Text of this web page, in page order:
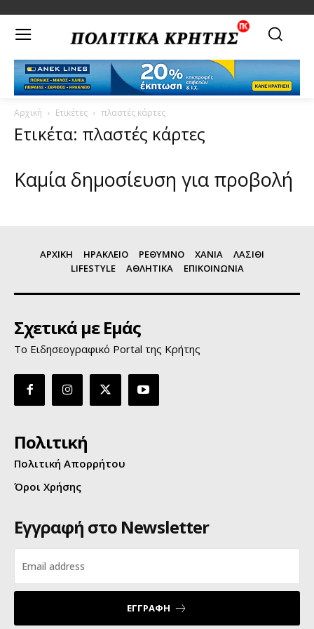
Αρχική Ετικέτες πλαστές κάρτες
Ετικέτα: πλαστές κάρτες
Καμία δημοσίευση για προβολή
ΑΡΧΙΚΗ ΗΡΑΚΛΕΙΟ ΡΕΘΥΜΝΟ ΧΑΝΙΑ
ΛΑΣΙΘΙ
LIFESTYLE
ΑΘΛΗΤΙΚΑ ΕΠΙΚΟΙΝΩΝΙΑ
Σχετικά με Εμάς
Το Ειδησεογραφικό Portal της Κρήτης
Πολιτική
Πολιτική Απορρήτου
Όροι Χρήσης
Εγγραφή στο Newsletter
ΕΓΓΡΑΦΗ